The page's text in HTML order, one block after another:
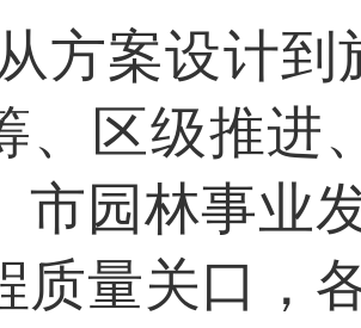
从方案设计到
、区级推进
市园林事业
质量关口，